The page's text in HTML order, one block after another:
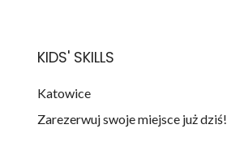
KIDS' SKILLS
Katowice
Zarezerwuj swoje miejsce już dziś!